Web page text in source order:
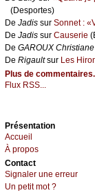
(Dеspоrtеs)
De Jаdis sur Sоnnеt :
De Jаdis sur Саusеriе
De GΑRΟUX Сhristiаnе
De Rigаultsur Lеs
Plus de
Flux RSS...
Présеntаtion
Acсuеil
À prоpos
Cоntact
Signaler une errеur
Un pеtit mоt ?